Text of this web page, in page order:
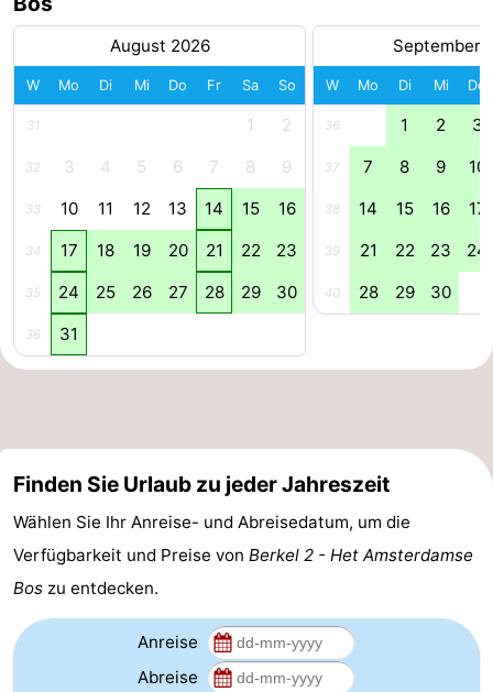
Südholland
Praktisch
Forum
Reisebuchshop
Verkehr
Route
Hauptbahnhof
Schiphol
Tipps
für
Touristen
Medizin
Adressen
Wetter
Kontakt
August 2026
W Mo Di Mi Do Fr Sa So
31 1 2
32 3 4 5 6 7 8 9
33 10 11 12 13 14 15 16
34 17 18 19 20 21 22 23
35 24 25 26 27 28 29 30
36 31
September
W Mo Di Mi Do
36 1 2 3
37 7 8 9 10
38 14 15 16 17
39 21 22 23 24
40 28 29 30
Finden Sie Urlaub zu jeder Jahreszeit
Wählen Sie Ihr Anreise- und Abreisedatum, um die
Verfügbarkeit und Preise von Berkel 2 - Het Amsterdamse
Bos zu entdecken.
Anreise
Abreise